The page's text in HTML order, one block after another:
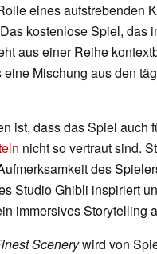
eines aufstrebenden
kostenlose Spiel, das
aus einer Reihe
Mischung aus den
ist, dass das Spiel auch
nicht so vertraut sind.
des
Studio Ghibli inspiriert
immersives Storytelling
Scenerywird von